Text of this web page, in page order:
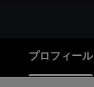
プロフィール